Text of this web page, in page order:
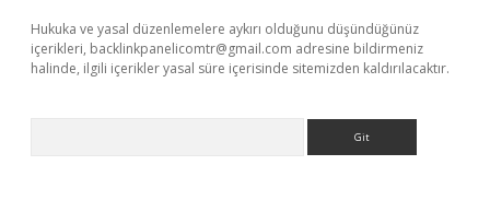
Hukuka ve yasal düzenlemelere aykırı olduğunu düşündüğünüz
içerikleri, backlinkpanelicomtr@gmail.com adresine bildirmeniz
halinde, ilgili içerikler yasal süre içerisinde sitemizden kaldırılacaktır.